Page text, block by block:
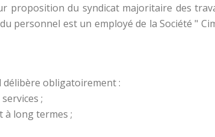
proposition du syndicat majoritaire des
personnel est un employé de la Société "
délibère obligatoirement :
;
à long termes ;